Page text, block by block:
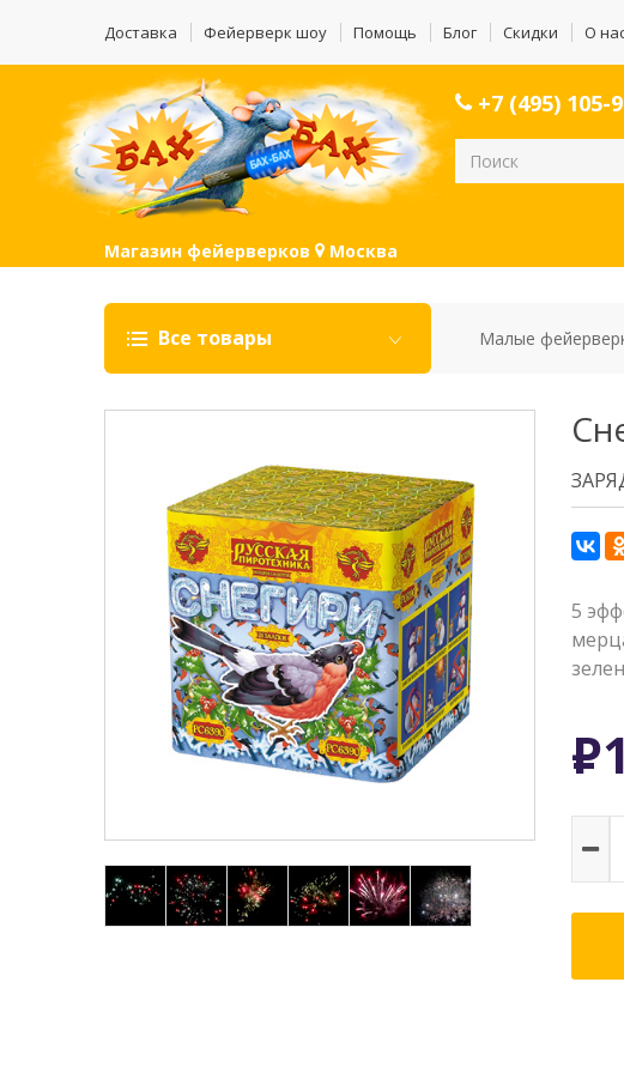
Доставка Фейерверк шоу Помощь Блог Скидки О
+7 (495) 105-
Магазин фейерверков Москва
Все товары Малые
5
Р